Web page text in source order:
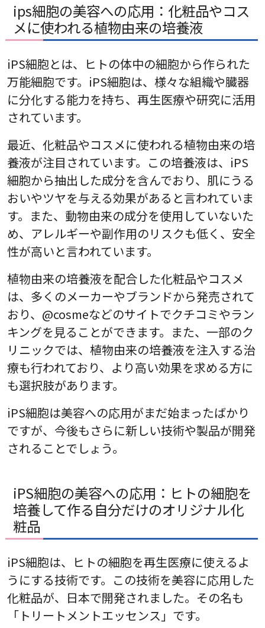
ips細胞の美容への応用：化粧品やコス
メに使われる植物由来の培養液
iPS細胞とは、ヒトの体中の細胞から作られた
万能細胞です。iPS細胞は、様々な組織や臓器
に分化する能力を持ち、再生医療や研究に活用
されています。
最近、化粧品やコスメに使われる植物由来の培
養液が注目されています。この培養液は、iPS
細胞から抽出した成分を含んでおり、肌にうる
おいやツヤを与える効果があると言われていま
す。また、動物由来の成分を使用していないた
め、アレルギーや副作用のリスクも低く、安全
性が高いと言われています。
植物由来の培養液を配合した化粧品やコスメ
は、多くのメーカーやブランドから発売されて
おり、@cosmeなどのサイトでクチコミやラン
キングを見ることができます。また、一部のク
リニックでは、植物由来の培養液を注入する治
療も行われており、より高い効果を求める方に
も選択肢があります。
iPS細胞は美容への応用がまだ始まったばかり
ですが、今後もさらに新しい技術や製品が開発
されることでしょう。
iPS細胞の美容への応用：ヒトの細胞を
培養して作る自分だけのオリジナル化
粧品
iPS細胞は、ヒトの細胞を再生医療に使えるよ
うにする技術です。この技術を美容に応用した
化粧品が、日本で開発されました。その名も
「トリートメントエッセンス」です。